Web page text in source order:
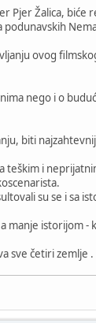
Pjer Žalica, biće
ovog
nego i o
biti
teškim i
su se i sa
manje istorijom -
sve četiri zemlje .